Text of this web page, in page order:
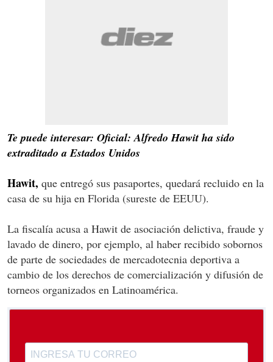
Te puede interesar: Oficial: Alfredo Hawit ha sido
extraditado a Estados Unidos
Hawit, que entregó sus pasaportes, quedará recluido en la
casa de su hija en Florida (sureste de EEUU).
La fiscalía acusa a Hawit de asociación delictiva, fraude y
lavado de dinero, por ejemplo, al haber recibido sobornos
de parte de sociedades de mercadotecnia deportiva a
cambio de los derechos de comercialización y difusión de
torneos organizados en Latinoamérica.